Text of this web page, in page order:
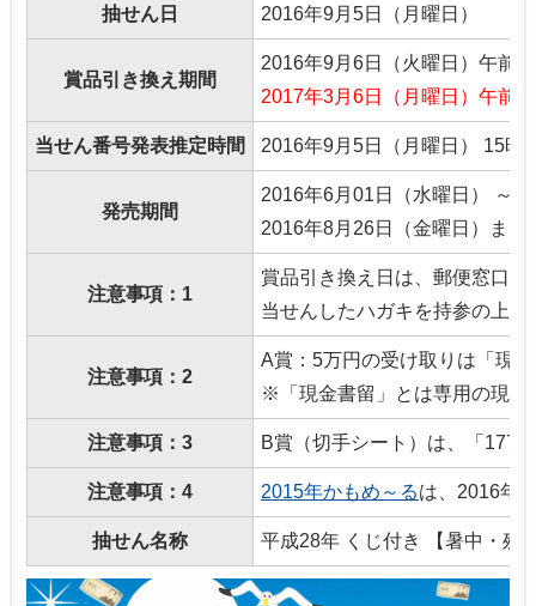
抽せん日 2016年9月5日（月曜日）
賞品引き換え期間
2016年9月6日（火曜日）午前9
2017年3月6日（月曜日）午前0
当せん番号発表推定時間 2016年9月5日（月曜日） 15時
発売期間
2016年6月01日（水曜日） ～
2016年8月26日（金曜日）ま
注意事項：1
賞品引き換え日は、郵便窓口
当せんしたハガキを持参の上
注意事項：2
A賞：5万円の受け取りは「現
※「現金書留」とは専用の現金
注意事項：3 B賞（切手シート）は、「177
注意事項：4 2015年かもめ～るは、2016年3
抽せん名称 平成28年 くじ付き 【暑中・残